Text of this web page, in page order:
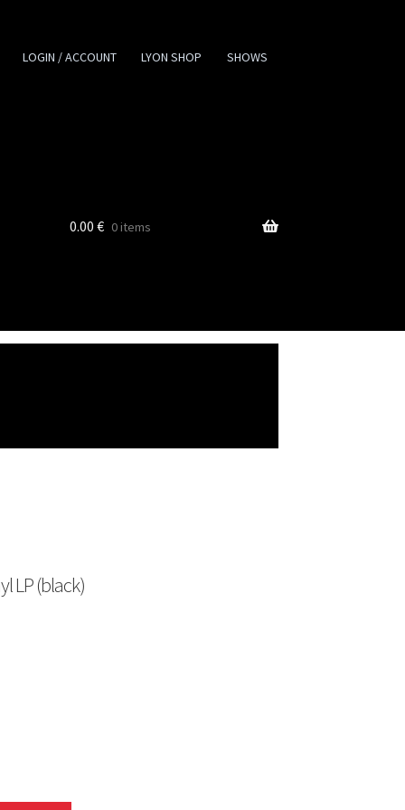
LOGIN / ACCOUNT LYON SHOP SHOWS
0.00 € 0 items
LP (black)